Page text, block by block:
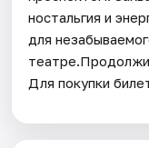
ностальгия и
для
Для покупки